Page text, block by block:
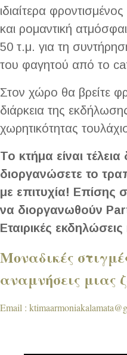
ιδιαίτερα
και ρομαντική
50 τ.μ. για τη
του φαγητού από το
Στον χώρο θα βρείτε
διάρκεια της
χωρητικότητας
Το κτήμα είναι
διοργανώσετε το
με επιτυχία!
να διοργανωθούν
Εταιρικές εκδηλώσεις
Μοναδικές
αναμνήσεις μιας
Email :